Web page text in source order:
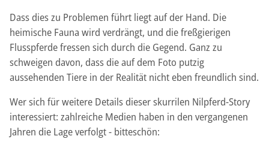
Dass dies zu Problemen führt liegt auf der Hand. Die
heimische Fauna wird verdrängt, und die freßgierigen
Flusspferde fressen sich durch die Gegend. Ganz zu
schweigen davon, dass die auf dem Foto putzig
aussehenden Tiere in der Realität nicht eben freundlich sind.
Wer sich für weitere Details dieser skurrilen Nilpferd-Story
interessiert: zahlreiche Medien haben in den vergangenen
Jahren die Lage verfolgt - bitteschön: